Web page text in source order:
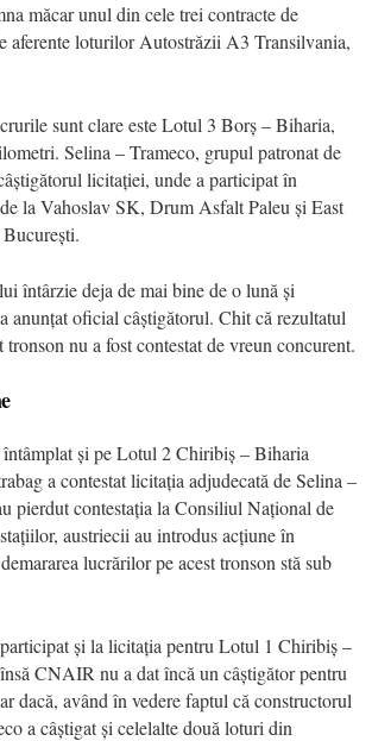
măcar unul din cele trei contracte de
aferente loturilor Autostrăzii A3 Transilvania,
sunt clare este Lotul 3 Borș – Biharia,
Selina – Trameco, grupul patronat de
licitației, unde a participat în
la Vahoslav SK, Drum Asfalt Paleu și East
întârzie deja de mai bine de o lună și
anunțat oficial câștigătorul. Chit că rezultatul
nu a fost contestat de vreun concurent.
și pe Lotul 2 Chiribiș – Biharia
a contestat licitația adjudecată de Selina –
pierdut contestația la Consiliul Național de
austriecii au introdus acțiune în
lucrărilor pe acest tronson stă sub
și la licitația pentru Lotul 1 Chiribiș –
CNAIR nu a dat încă un câștigător pentru
dacă, având în vedere faptul că constructorul
a câștigat și celelalte două loturi din